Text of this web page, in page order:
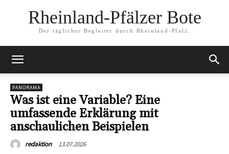
Rheinland-Pfälzer Bote
Der täglicher Begleiter durch Rheinland-Pfalz.
PANORAMA
Was ist eine Variable? Eine
umfassende Erklärung mit
anschaulichen Beispielen
redaktion 13.07.2026